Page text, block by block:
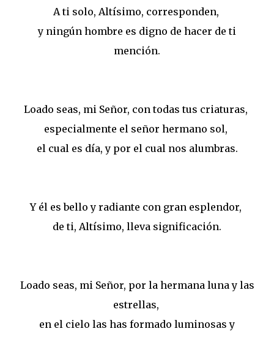
A ti solo, Altísimo, corresponden,
y ningún hombre es digno de hacer de ti
mención.
Loado seas, mi Señor, con todas tus criaturas,
especialmente el señor hermano sol,
el cual es día, y por el cual nos alumbras.
Y él es bello y radiante con gran esplendor,
de ti, Altísimo, lleva significación.
Loado seas, mi Señor, por la hermana luna y las
estrellas,
en el cielo las has formado luminosas y